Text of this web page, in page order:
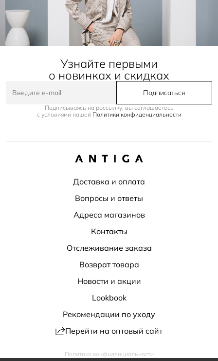
Узнайте первыми
о новинках и скидках
Подписаться
Подписываясь на рассылку, вы соглашаетесь
с условиями нашей Политики конфиденциальности
Доставка и оплата
Вопросы и ответы
Адреса магазинов
Контакты
Отслеживание заказа
Возврат товара
Новости и акции
Lookbook
Рекомендации по уходу
Перейти на оптовый сайт
Политика конфиденциальности